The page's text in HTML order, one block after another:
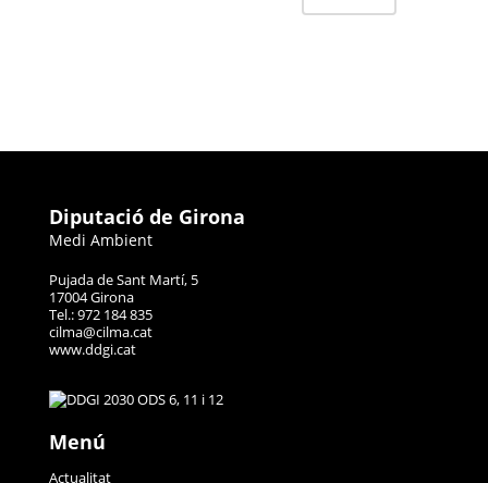
Diputació de Girona
Medi Ambient
Pujada de Sant Martí, 5
17004 Girona
Tel.: 972 184 835
cilma@cilma.cat
www.ddgi.cat
Menú
Actualitat